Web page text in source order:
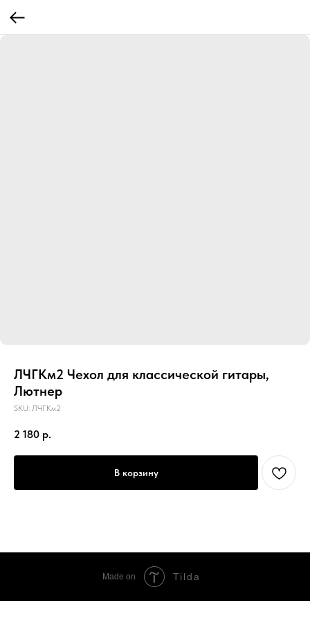
ЛЧГКм2 Чехол для классической гитары,
Лютнер
SKU: ЛЧГКм2
2 180 р.
В корзину
Made on Tilda